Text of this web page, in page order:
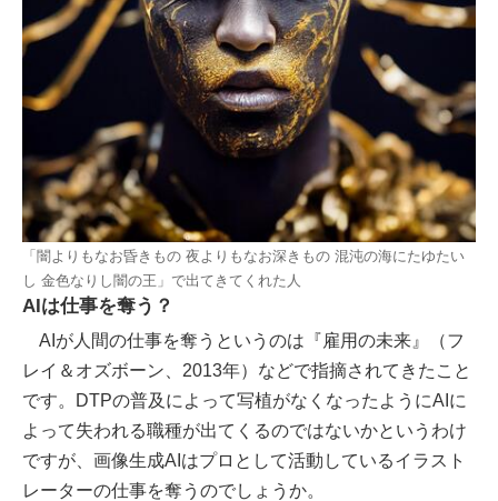
「闇よりもなお昏きもの 夜よりもなお深きもの 混沌の海にたゆたい
し 金色なりし闇の王」で出てきてくれた人
AIは仕事を奪う？
AIが人間の仕事を奪うというのは『雇用の未来』（フ
レイ＆オズボーン、2013年）などで指摘されてきたこと
です。DTPの普及によって写植がなくなったようにAIに
よって失われる職種が出てくるのではないかというわけ
ですが、画像生成AIはプロとして活動しているイラスト
レーターの仕事を奪うのでしょうか。